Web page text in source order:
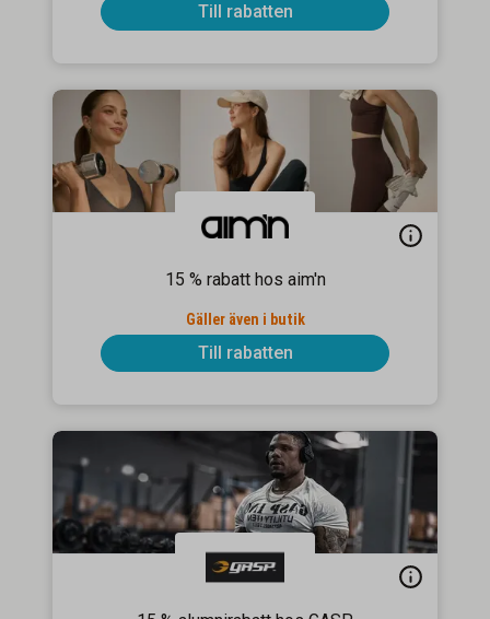
Till rabatten
15 % rabatt hos aim'n
Gäller även i butik
Till rabatten